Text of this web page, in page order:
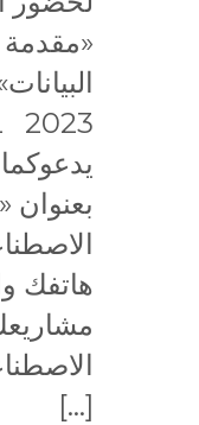
بعنوان
هاتفك
[…]